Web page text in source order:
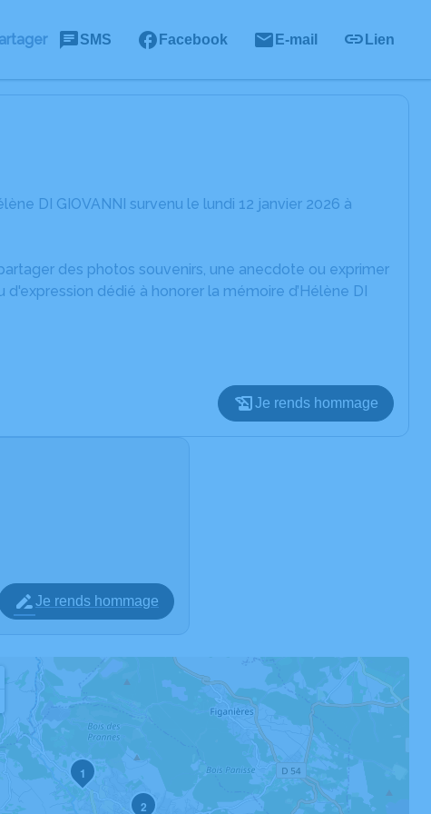
SMS Facebook E-mail Lien
DI GIOVANNI survenu le lundi 12 janvier 2026 à
des photos souvenirs, une anecdote ou exprimer
dédié à honorer la mémoire d’Hélène DI
Je rends hommage
Je rends hommage
1
2